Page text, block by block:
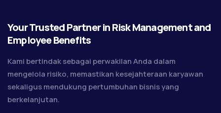
Your Trusted Partner in Risk Management and
Employee Benefits
Kami bertindak sebagai perwakilan Anda dalam
mengelola risiko, memastikan kesejahteraan karyawan
sekaligus mendukung pertumbuhan bisnis yang
berkelanjutan.